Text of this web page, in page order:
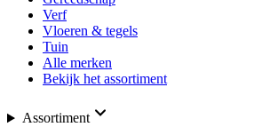
Verf
Vloeren & tegels
Tuin
Alle merken
Bekijk het assortiment
Assortiment